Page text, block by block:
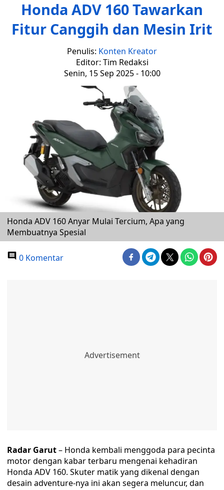
Honda ADV 160 Tawarkan
Fitur Canggih dan Mesin Irit
Penulis: Konten Kreator
Editor: Tim Redaksi
Senin, 15 Sep 2025 - 10:00
Honda ADV 160 Anyar Mulai Tercium, Apa yang
Membuatnya Spesial
0 Komentar
Radar Garut– Honda kembali menggoda para pecinta
motor dengan kabar terbaru mengenai kehadiran
Honda ADV 160. Skuter matik yang dikenal dengan
desain adventure-nya ini akan segera meluncur, dan